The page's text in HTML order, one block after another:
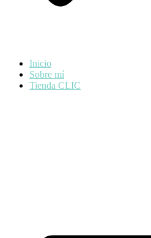
Inicio
Sobre mí
Tienda CLIC